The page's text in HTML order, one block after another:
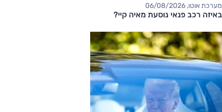
מערכת אוטו, 06/08/2026
באיזה רכב פנאי נוסעת מאיה קיי?